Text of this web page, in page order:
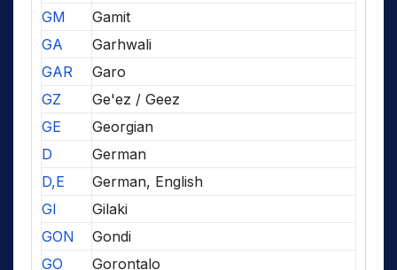
GM
Gamit
GA
Garhwali
GAR
Garo
GZ
Ge'ez / Geez
GE
Georgian
D
German
D,E
German, English
GI
Gilaki
GON
Gondi
GO
Gorontalo